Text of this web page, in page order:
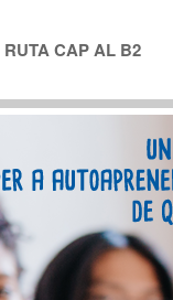
CAP AL B2